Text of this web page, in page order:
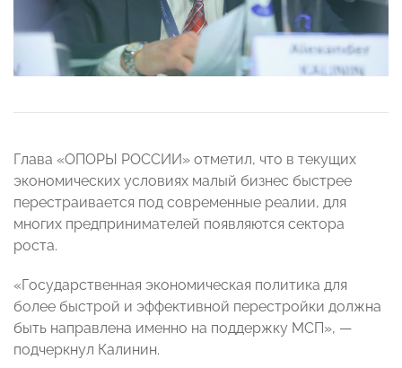
Глава «ОПОРЫ РОССИИ» отметил, что в текущих
экономических условиях малый бизнес быстрее
перестраивается под современные реалии, для
многих предпринимателей появляются сектора
роста.
«Государственная экономическая политика для
более быстрой и эффективной перестройки должна
быть направлена именно на поддержку МСП», —
подчеркнул Калинин.